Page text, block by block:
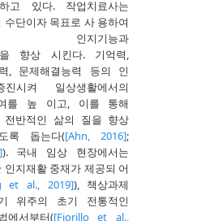
고 있다. 작업치료사는
수단이자 목표로 사 용하여
트의 인지기능과
을 향상 시킨다. 기억력,
, 문제해결능력 등의 인
시켜 일상생활에서의
를 높 이고, 이를 통해
전반적인 삶의 질을 향상
록 돕는다([Ahn, 2016];
). 국내 임상 현장에서는
인지재활 중재가 제공되 어
et al., 2019]), 책상과제
위주의 초기 전통적인
에서부터([Fiorillo et al.,